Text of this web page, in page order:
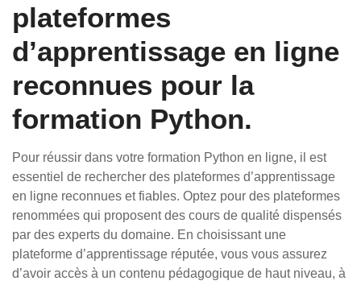
plateformes
d’apprentissage en ligne
reconnues pour la
formation Python.
Pour réussir dans votre formation Python en ligne, il est
essentiel de rechercher des plateformes d’apprentissage
en ligne reconnues et fiables. Optez pour des plateformes
renommées qui proposent des cours de qualité dispensés
par des experts du domaine. En choisissant une
plateforme d’apprentissage réputée, vous vous assurez
d’avoir accès à un contenu pédagogique de haut niveau, à